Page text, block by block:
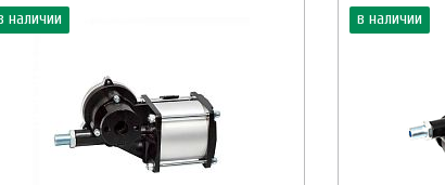
наличии в наличии